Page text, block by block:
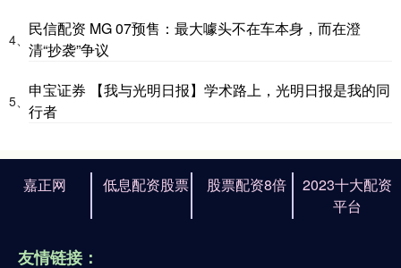
4、
民信配资 MG 07预售：最大噱头不在车本身，而在澄
清“抄袭”争议
5、
申宝证券 【我与光明日报】学术路上，光明日报是我的同
行者
嘉正网 低息配资股票 股票配资8倍
2023十大配资
平台
友情链接：